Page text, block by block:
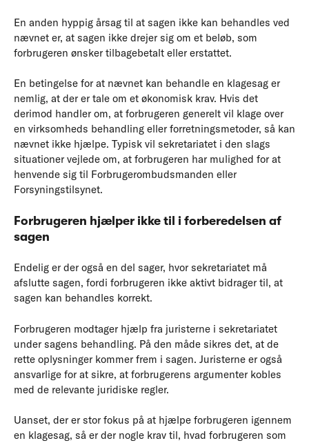
En anden hyppig årsag til at sagen ikke kan behandles ved
nævnet er, at sagen ikke drejer sig om et beløb, som
forbrugeren ønsker tilbagebetalt eller erstattet.
En betingelse for at nævnet kan behandle en klagesag er
nemlig, at der er tale om et økonomisk krav. Hvis det
derimod handler om, at forbrugeren generelt vil klage over
en virksomheds behandling eller forretningsmetoder, så kan
nævnet ikke hjælpe. Typisk vil sekretariatet i den slags
situationer vejlede om, at forbrugeren har mulighed for at
henvende sig til Forbrugerombudsmanden eller
Forsyningstilsynet.
Forbrugeren hjælper ikke til i forberedelsen af
sagen
Endelig er der også en del sager, hvor sekretariatet må
afslutte sagen, fordi forbrugeren ikke aktivt bidrager til, at
sagen kan behandles korrekt.
Forbrugeren modtager hjælp fra juristerne i sekretariatet
under sagens behandling. På den måde sikres det, at de
rette oplysninger kommer frem i sagen. Juristerne er også
ansvarlige for at sikre, at forbrugerens argumenter kobles
med de relevante juridiske regler.
Uanset, der er stor fokus på at hjælpe forbrugeren igennem
en klagesag, så er der nogle krav til, hvad forbrugeren som